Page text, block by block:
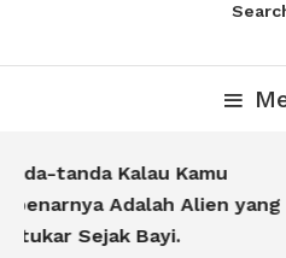
tanda Kalau Kamu
Adalah Alien yang
Sejak Bayi.